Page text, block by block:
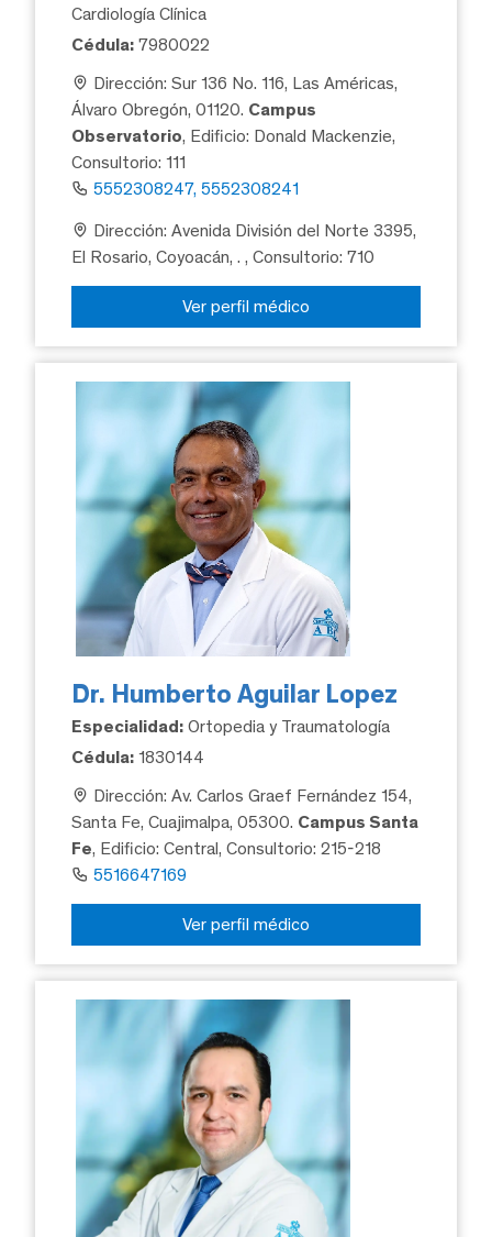
Cardiología Clínica
Cédula: 7980022
Dirección: Sur 136 No. 116, Las Américas,
Álvaro Obregón, 01120. Campus
Observatorio, Edificio: Donald Mackenzie,
Consultorio: 111
5552308247, 5552308241
Dirección: Avenida División del Norte 3395,
El Rosario, Coyoacán, ., Consultorio: 710
Ver perfil médico
Dr. Humberto Aguilar Lopez
Especialidad: Ortopedia y Traumatología
Cédula: 1830144
Dirección: Av. Carlos Graef Fernández 154,
Santa Fe, Cuajimalpa, 05300. Campus Santa
Fe, Edificio: Central, Consultorio: 215-218
5516647169
Ver perfil médico